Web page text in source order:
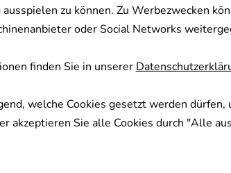
zu können. Zu Werbezwecken
oder Social Networks
finden Sie in unserer
welche Cookies gesetzt werden dürfen,
akzeptieren Sie alle Cookies durch "Alle